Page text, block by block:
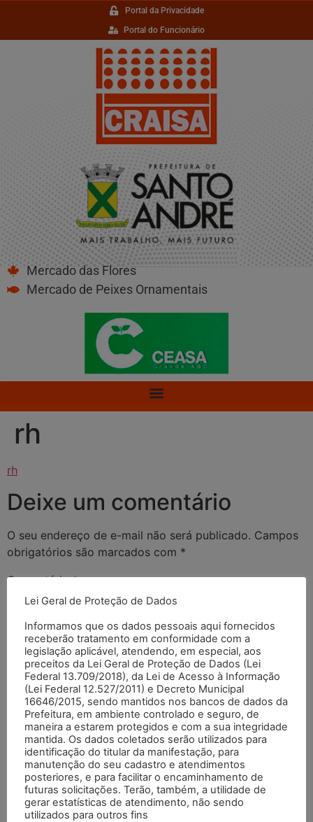
Portal da Privacidade
Portal do Funcionário
Mercado das Flores
Mercado de Peixes Ornamentais
rh
rh
Deixe um comentário
O seu endereço de e-mail não será publicado. Campos
obrigatórios são marcados com *
Comentário*
Nome*
E-mail*
Lei Geral de Proteção de Dados
Informamos que os dados pessoais aqui fornecidos
receberão tratamento em conformidade com a
legislação aplicável, atendendo, em especial, aos
preceitos da Lei Geral de Proteção de Dados (Lei
Federal 13.709/2018), da Lei de Acesso à Informação
(Lei Federal 12.527/2011) e Decreto Municipal
16646/2015, sendo mantidos nos bancos de dados da
Prefeitura, em ambiente controlado e seguro, de
maneira a estarem protegidos e com a sua integridade
mantida. Os dados coletados serão utilizados para
identificação do titular da manifestação, para
manutenção do seu cadastro e atendimentos
posteriores, e para facilitar o encaminhamento de
futuras solicitações. Terão, também, a utilidade de
gerar estatísticas de atendimento, não sendo
utilizados para outros fins